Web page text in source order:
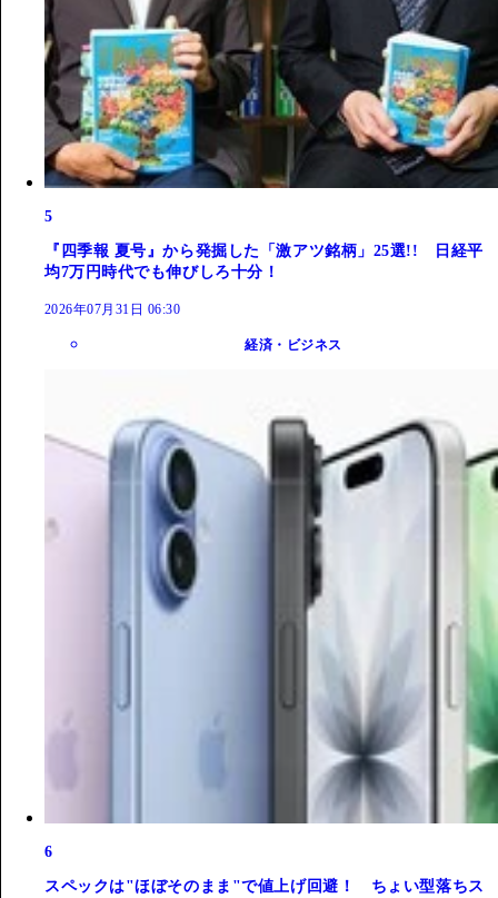
5
『四季報 夏号』から発掘した「激アツ銘柄」25選!! 日経平
均7万円時代でも伸びしろ十分！
2026年07月31日 06:30
経済・ビジネス
6
スペックは"ほぼそのまま"で値上げ回避！ ちょい型落ちス